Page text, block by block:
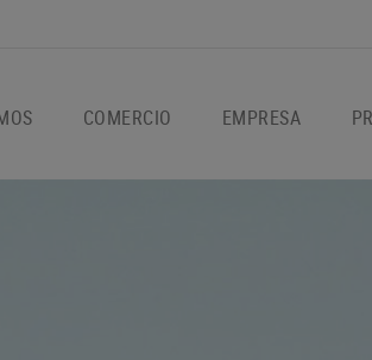
COMERCIO EMPRESA